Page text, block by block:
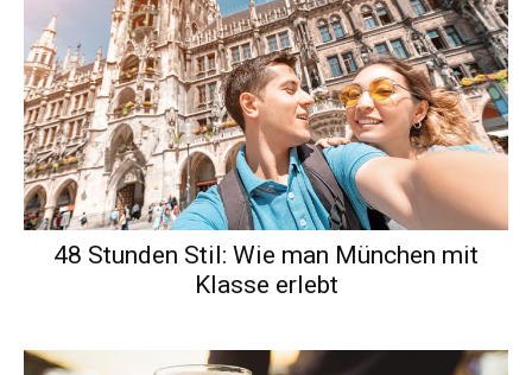
48 Stunden Stil: Wie man München mit
Klasse erlebt